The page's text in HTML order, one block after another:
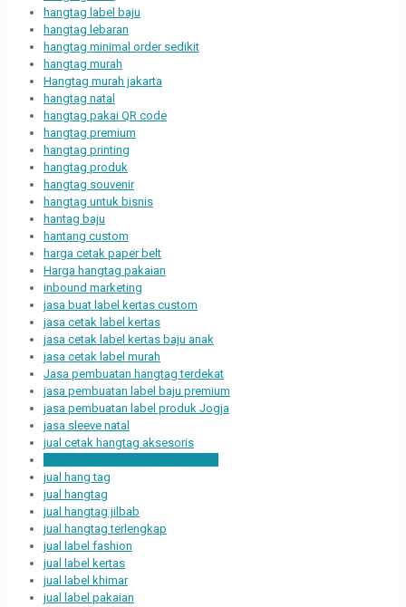
hangtag label baju
hangtag lebaran
hangtag minimal order sedikit
hangtag murah
Hangtag murah jakarta
hangtag natal
hangtag pakai QR code
hangtag premium
hangtag printing
hangtag produk
hangtag souvenir
hangtag untuk bisnis
hantag baju
hantang custom
harga cetak paper belt
Harga hangtag pakaian
inbound marketing
jasa buat label kertas custom
jasa cetak label kertas
jasa cetak label kertas baju anak
jasa cetak label murah
Jasa pembuatan hangtag terdekat
jasa pembuatan label baju premium
jasa pembuatan label produk Jogja
jasa sleeve natal
jual cetak hangtag aksesoris
jual hang tag
jual hangtag
jual hangtag jilbab
jual hangtag terlengkap
jual label fashion
jual label kertas
jual label khimar
jual label pakaian